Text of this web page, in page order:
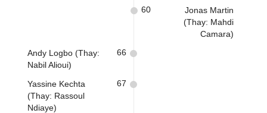
Jonas Martin
(Thay: Mahdi
Camara)
60
Andy Logbo (Thay:
Nabil Alioui)
66
Yassine Kechta
(Thay: Rassoul
Ndiaye)
67